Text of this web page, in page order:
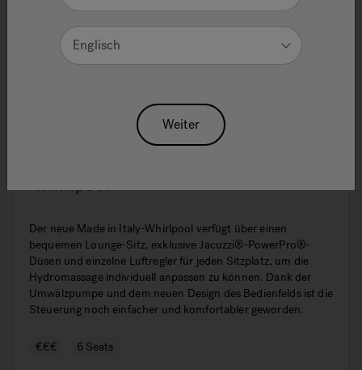
Whirlpool
Der neue Made in Italy-Whirlpool verfügt über einen
bequemen Lounge-Sitz, exklusive Jacuzzi®-PowerPro®-
Düsen und einzelne Luftregler für jeden Sitzplatz, um die
Hydromassage individuell anpassen zu können. Dank der
Umwälzpumpe und dem neuen Design des Bedienfelds ist die
Steuerung noch einfacher und komfortabler geworden.
€€€ 6 Seats
Englisch
Weiter